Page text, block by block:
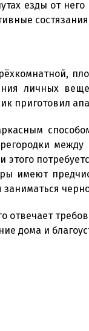
езды от
личных
приготовил
этого
имеют
заниматься
отвечает
дома и